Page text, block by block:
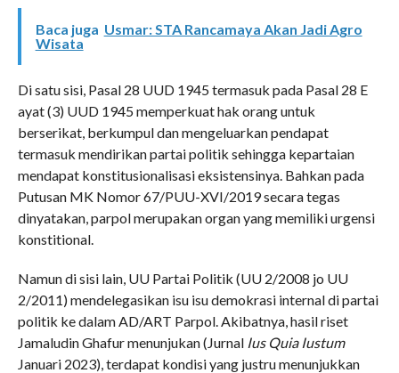
Baca juga Usmar: STA Rancamaya Akan Jadi Agro
Wisata
Di satu sisi, Pasal 28 UUD 1945 termasuk pada Pasal 28 E
ayat (3) UUD 1945 memperkuat hak orang untuk
berserikat, berkumpul dan mengeluarkan pendapat
termasuk mendirikan partai politik sehingga kepartaian
mendapat konstitusionalisasi eksistensinya. Bahkan pada
Putusan MK Nomor 67/PUU-XVI/2019 secara tegas
dinyatakan, parpol merupakan organ yang memiliki urgensi
konstitional.
Namun di sisi lain, UU Partai Politik (UU 2/2008 jo UU
2/2011) mendelegasikan isu isu demokrasi internal di partai
politik ke dalam AD/ART Parpol. Akibatnya, hasil riset
Jamaludin Ghafur menunjukan (Jurnal Ius Quia Iustum
Januari 2023), terdapat kondisi yang justru menunjukkan